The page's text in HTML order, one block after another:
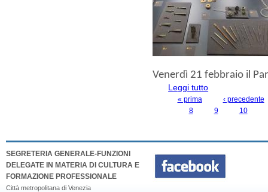
Venerdì 21 febbraio il
Leggi tutto
PAGINE
« prima
‹ precedente
8
9 10
SEGRETERIA GENERALE-FUNZIONI
DELEGATE IN MATERIA DI CULTURA E
FORMAZIONE PROFESSIONALE
Città metropolitana di Venezia